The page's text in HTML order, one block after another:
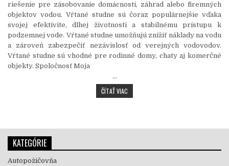
riešenie pre zásobovanie domácností, záhrad alebo firemných
objektov vodou. Vŕtané studne sú čoraz populárnejšie vďaka
svojej efektivite, dlhej životnosti a stabilnému prístupu k
podzemnej vode. Vŕtané studne umožňujú znížiť náklady na vodu
a zároveň zabezpečiť nezávislosť od verejných vodovodov.
Vŕtané studne sú vhodné pre rodinné domy, chaty aj komerčné
objekty. Spoločnosť Moja
…
ČÍTAŤ VIAC
KATEGÓRIE
Autopožičovňa